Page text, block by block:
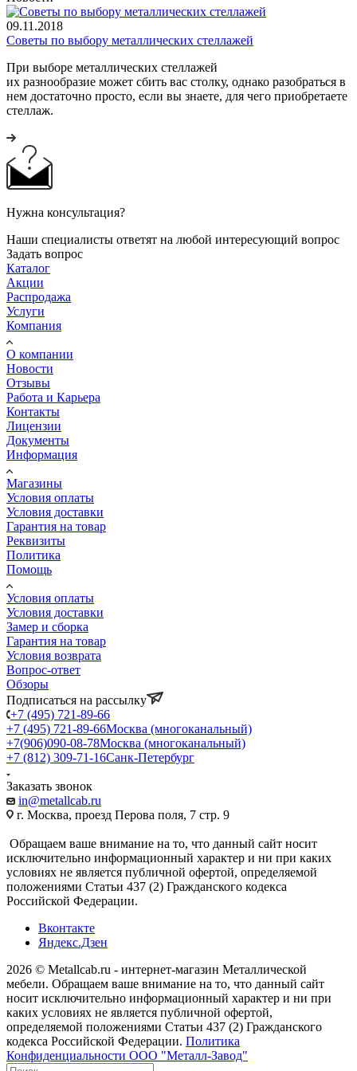
09.11.2018
Советы по выбору металлических стеллажей
При выборе металлических стеллажей
их разнообразие может сбить вас столку, однако разобраться в
нем достаточно просто, если вы знаете, для чего приобретаете
стеллаж.
Нужна консультация?
Наши специалисты ответят на любой интересующий вопрос
Задать вопрос
Каталог
Акции
Распродажа
Услуги
Компания
О компании
Новости
Отзывы
Работа и Карьера
Контакты
Лицензии
Документы
Информация
Магазины
Условия оплаты
Условия доставки
Гарантия на товар
Реквизиты
Политика
Помощь
Условия оплаты
Условия доставки
Замер и сборка
Гарантия на товар
Условия возврата
Вопрос-ответ
Обзоры
Подписаться на рассылку
+7 (495) 721-89-66
+7 (495) 721-89-66Москва (многоканальный)
+7(906)090-08-78Москва (многоканальный)
+7 (812) 309-71-16Санк-Петербург
Заказать звонок
in@metallcab.ru
г. Москва, проезд Перова поля, 7 стр. 9
Обращаем ваше внимание на то, что данный сайт носит
исключительно информационный характер и ни при каких
условиях не является публичной офертой, определяемой
положениями Статьи 437 (2) Гражданского кодекса
Российской Федерации.
Вконтакте
Яндекс.Дзен
2026 © Metallcab.ru - интернет-магазин Металлической
мебели. Обращаем ваше внимание на то, что данный сайт
носит исключительно информационный характер и ни при
каких условиях не является публичной офертой,
определяемой положениями Статьи 437 (2) Гражданского
кодекса Российской Федерации. Политика
Конфиденциальности ООО "Металл-Завод"